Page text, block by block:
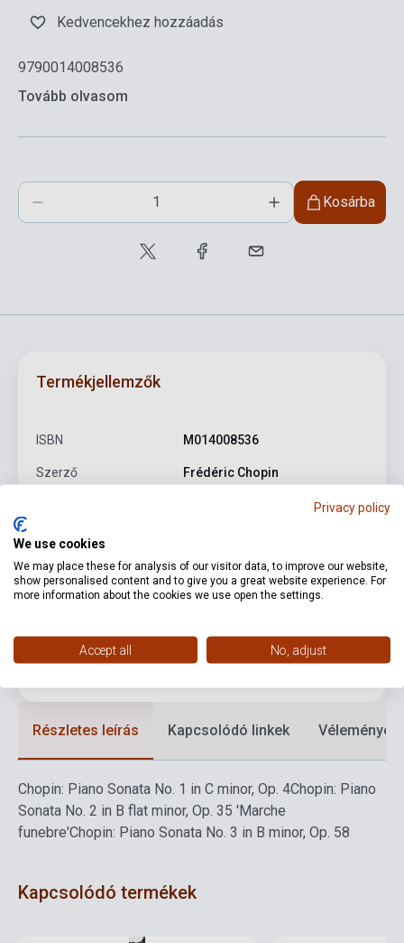
Kedvencekhez hozzáadás
9790014008536
Tovább olvasom
Kosárba
Termékjellemzők
ISBN M014008536
Szerző Frédéric Chopin
Kiadó PETERS
Kiadási év 2001
Formátum Kotta
Nyelv -
Részletes leírás Kapcsolódó linkek Vélemények
Chopin: Piano Sonata No. 1 in C minor, Op. 4Chopin: Piano
Sonata No. 2 in B flat minor, Op. 35 'Marche
funebre'Chopin: Piano Sonata No. 3 in B minor, Op. 58
Kapcsolódó termékek
Privacy policy
We use cookies
We may place these for analysis of our visitor data, to improve our website,
show personalised content and to give you a great website experience. For
more information about the cookies we use open the settings.
Accept all No, adjust